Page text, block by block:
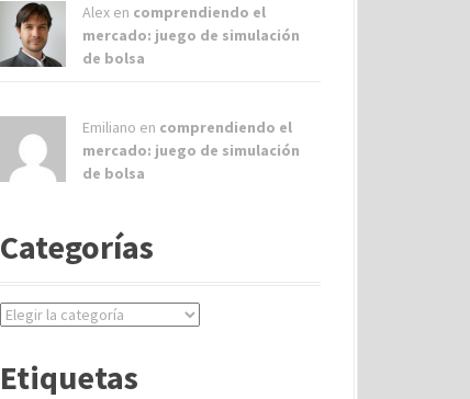
Alex en comprendiendo el
mercado: juego de simulación
de bolsa
Emiliano en comprendiendo el
mercado: juego de simulación
de bolsa
Categorías
C
e
Etiquetas